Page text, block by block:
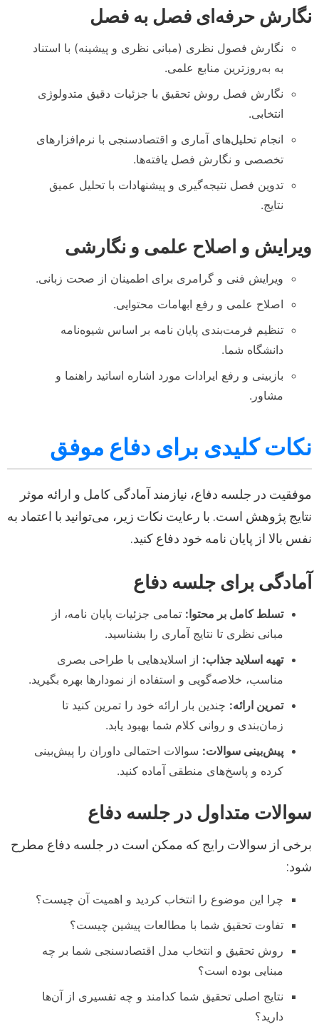
نگارش حرفه‌ای فصل به فصل
نگارش فصول نظری (مبانی نظری و پیشینه) با استناد
به به‌روزترین منابع علمی.
نگارش فصل روش تحقیق با جزئیات دقیق متدولوژی
انتخابی.
انجام تحلیل‌های آماری و اقتصادسنجی با نرم‌افزارهای
تخصصی و نگارش فصل یافته‌ها.
تدوین فصل نتیجه‌گیری و پیشنهادات با تحلیل عمیق
نتایج.
ویرایش و اصلاح علمی و نگارشی
ویرایش فنی و گرامری برای اطمینان از صحت زبانی.
اصلاح علمی و رفع ابهامات محتوایی.
تنظیم فرمت‌بندی پایان نامه بر اساس شیوه‌نامه
دانشگاه شما.
بازبینی و رفع ایرادات مورد اشاره اساتید راهنما و
مشاور.
نکات کلیدی برای دفاع موفق
موفقیت در جلسه دفاع، نیازمند آمادگی کامل و ارائه موثر
نتایج پژوهش است. با رعایت نکات زیر، می‌توانید با اعتماد به
نفس بالا از پایان نامه خود دفاع کنید.
آمادگی برای جلسه دفاع
تسلط کامل بر محتوا: تمامی جزئیات پایان نامه، از
مبانی نظری تا نتایج آماری را بشناسید.
تهیه اسلاید جذاب: از اسلایدهایی با طراحی بصری
مناسب، خلاصه‌گویی و استفاده از نمودارها بهره بگیرید.
تمرین ارائه: چندین بار ارائه خود را تمرین کنید تا
زمان‌بندی و روانی کلام شما بهبود یابد.
پیش‌بینی سوالات: سوالات احتمالی داوران را پیش‌بینی
کرده و پاسخ‌های منطقی آماده کنید.
سوالات متداول در جلسه دفاع
برخی از سوالات رایج که ممکن است در جلسه دفاع مطرح
شود:
چرا این موضوع را انتخاب کردید و اهمیت آن چیست؟
تفاوت تحقیق شما با مطالعات پیشین چیست؟
روش تحقیق و انتخاب مدل اقتصادسنجی شما بر چه
مبنایی بوده است؟
نتایج اصلی تحقیق شما کدامند و چه تفسیری از آن‌ها
دارید؟